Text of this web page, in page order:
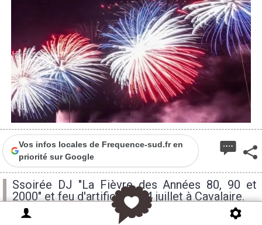
Vos infos locales de Frequence-sud.fr en
priorité sur Google
Ssoirée DJ "La Fièvre des Années 80, 90 et
2000" et feu d'artifice, le 14 juillet à Cavalaire.